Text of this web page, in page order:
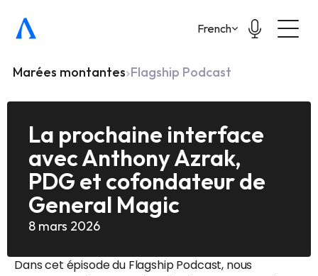
Select Language
French
Marées montantes Flagship Podcast
La prochaine interface
avec Anthony Azrak,
PDG et cofondateur de
General Magic
8 mars 2026
Dans cet épisode du Flagship Podcast, nous